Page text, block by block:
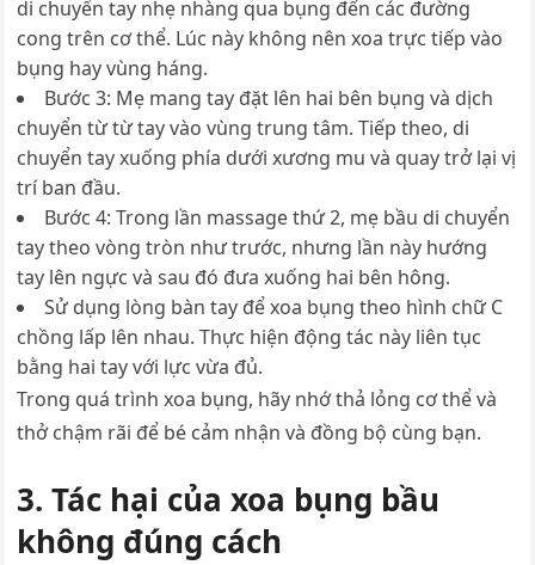
di chuyển tay nhẹ nhàng qua bụng đến các đường
cong trên cơ thể. Lúc này không nên xoa trực tiếp vào
bụng hay vùng háng.
Bước 3: Mẹ mang tay đặt lên hai bên bụng và dịch
chuyển từ từ tay vào vùng trung tâm. Tiếp theo, di
chuyển tay xuống phía dưới xương mu và quay trở lại vị
trí ban đầu.
Bước 4: Trong lần massage thứ 2, mẹ bầu di chuyển
tay theo vòng tròn như trước, nhưng lần này hướng
tay lên ngực và sau đó đưa xuống hai bên hông.
Sử dụng lòng bàn tay để xoa bụng theo hình chữ C
chồng lấp lên nhau. Thực hiện động tác này liên tục
bằng hai tay với lực vừa đủ.
Trong quá trình xoa bụng, hãy nhớ thả lỏng cơ thể và
thở chậm rãi để bé cảm nhận và đồng bộ cùng bạn.
3. Tác hại của xoa bụng bầu
không đúng cách